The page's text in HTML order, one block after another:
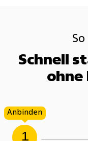
Schnell
ohne
Anbinden
1